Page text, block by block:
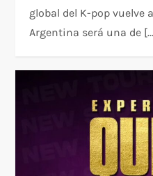
global del K-pop vuelve
Argentina será una de